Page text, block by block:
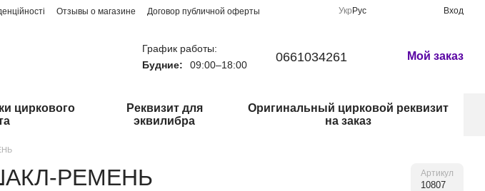
Отзывы о магазине Договор публичной оферты Укр Рус Вход
График работы:
Будние:
09:00–18:00
0661034261 Мой заказ
циркового
Реквизит для
эквилибра
Оригинальный цирковой реквизит
на заказ
РЕМЕНЬ Артикул
10807